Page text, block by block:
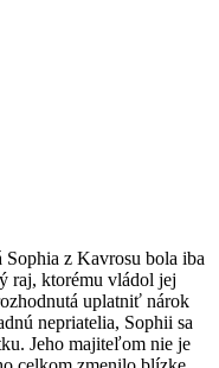
Sophia z Kavrosu bola iba
raj, ktorému vládol jej
uplatniť nárok
nepriatelia, Sophii sa
Jeho majiteľom nie je